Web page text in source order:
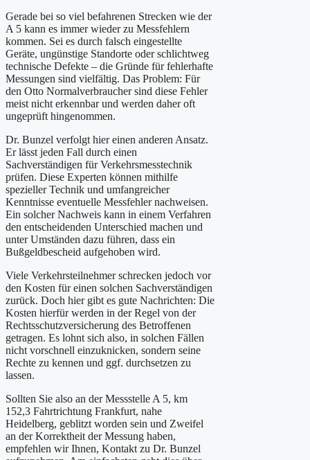
Gerade bei so viel befahrenen Strecken wie der
A 5 kann es immer wieder zu Messfehlern
kommen. Sei es durch falsch eingestellte
Geräte, ungünstige Standorte oder schlichtweg
technische Defekte – die Gründe für fehlerhafte
Messungen sind vielfältig. Das Problem: Für
den Otto Normalverbraucher sind diese Fehler
meist nicht erkennbar und werden daher oft
ungeprüft hingenommen.
Dr. Bunzel verfolgt hier einen anderen Ansatz.
Er lässt jeden Fall durch einen
Sachverständigen für Verkehrsmesstechnik
prüfen. Diese Experten können mithilfe
spezieller Technik und umfangreicher
Kenntnisse eventuelle Messfehler nachweisen.
Ein solcher Nachweis kann in einem Verfahren
den entscheidenden Unterschied machen und
unter Umständen dazu führen, dass ein
Bußgeldbescheid aufgehoben wird.
Viele Verkehrsteilnehmer schrecken jedoch vor
den Kosten für einen solchen Sachverständigen
zurück. Doch hier gibt es gute Nachrichten: Die
Kosten hierfür werden in der Regel von der
Rechtsschutzversicherung des Betroffenen
getragen. Es lohnt sich also, in solchen Fällen
nicht vorschnell einzuknicken, sondern seine
Rechte zu kennen und ggf. durchsetzen zu
lassen.
Sollten Sie also an der Messstelle A 5, km
152,3 Fahrtrichtung Frankfurt, nahe
Heidelberg, geblitzt worden sein und Zweifel
an der Korrektheit der Messung haben,
empfehlen wir Ihnen, Kontakt zu Dr. Bunzel